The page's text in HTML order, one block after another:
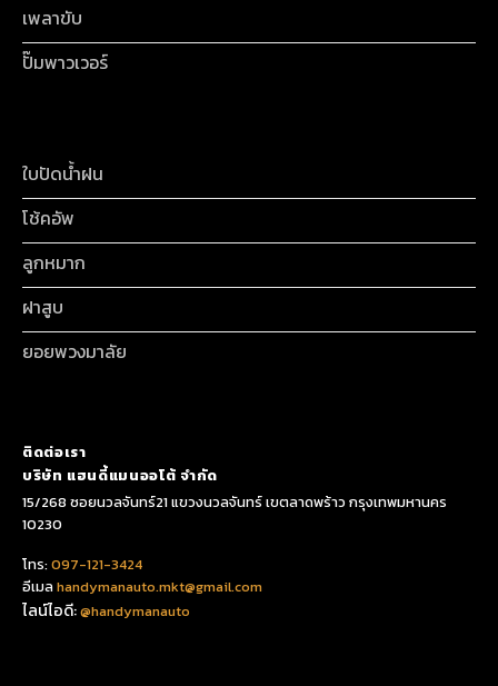
เพลาขับ
ปั๊มพาวเวอร์
ใบปัดน้ำฝน
โช้คอัพ
ลูกหมาก
ฝาสูบ
ยอยพวงมาลัย
ติดต่อเรา
บริษัท แฮนดี้แมนออโต้ จำกัด
15/268 ซอยนวลจันทร์21 แขวงนวลจันทร์ เขตลาดพร้าว กรุงเทพมหานคร
10230
โทร:097-121-3424
อีเมลhandymanauto.mkt@gmail.com
ไลน์ไอดี:@handymanauto